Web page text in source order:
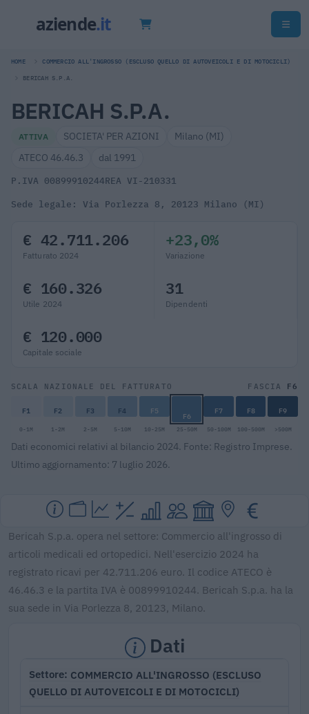
HOME COMMERCIO ALL'INGROSSO (ESCLUSO QUELLO DI AUTOVEICOLI E DI MOTOCICLI)
BERICAH S.P.A.
BERICAH S.P.A.
ATTIVA SOCIETA' PER AZIONI
Milano (MI)
ATECO 46.46.3
dal 1991
P.IVA 00899910244REA VI-210331
Sede legale: Via Porlezza 8, 20123 Milano (MI)
€ 42.711.206
Fatturato 2024
+23,0%
Variazione
€ 160.326
Utile 2024
31
Dipendenti
€ 120.000
Capitale sociale
SCALA NAZIONALE DEL FATTURATO FASCIA F6
F1 F2 F3 F4 F5 F6 F7 F8 F9
0-1M 1-2M 2-5M 5-10M 10-25M 25-50M 50-100M 100-500M >500M
Dati economici relativi al bilancio 2024. Fonte: Registro Imprese.
Ultimo aggiornamento: 7 luglio 2026.
Bericah S.p.a. opera nel settore: Commercio all'ingrosso di
articoli medicali ed ortopedici. Nell'esercizio 2024 ha
registrato ricavi per 42.711.206 euro. Il codice ATECO è
46.46.3 e la partita IVA è 00899910244. Bericah S.p.a. ha la
sua sede in Via Porlezza 8, 20123, Milano.
Dati
Settore COMMERCIO ALL'INGROSSO (ESCLUSO
QUELLO DI AUTOVEICOLI E DI MOTOCICLI)